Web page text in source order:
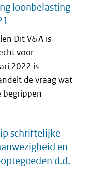
loonbelasting
Dit V&A is
voor
2022 is
de vraag wat
begrippen
schriftelijke
en
d.d.